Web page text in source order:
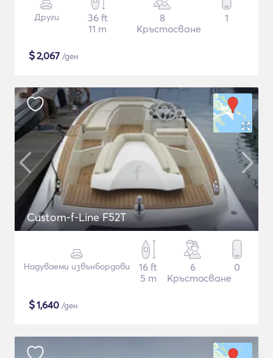
Други
36 ft
11 m
8
Кръстосване
1
$2,067 /ден
Custom-f-Line F52T
Надуваеми извънбордови
16 ft
5 m
6
Кръстосване
0
$1,640 /ден